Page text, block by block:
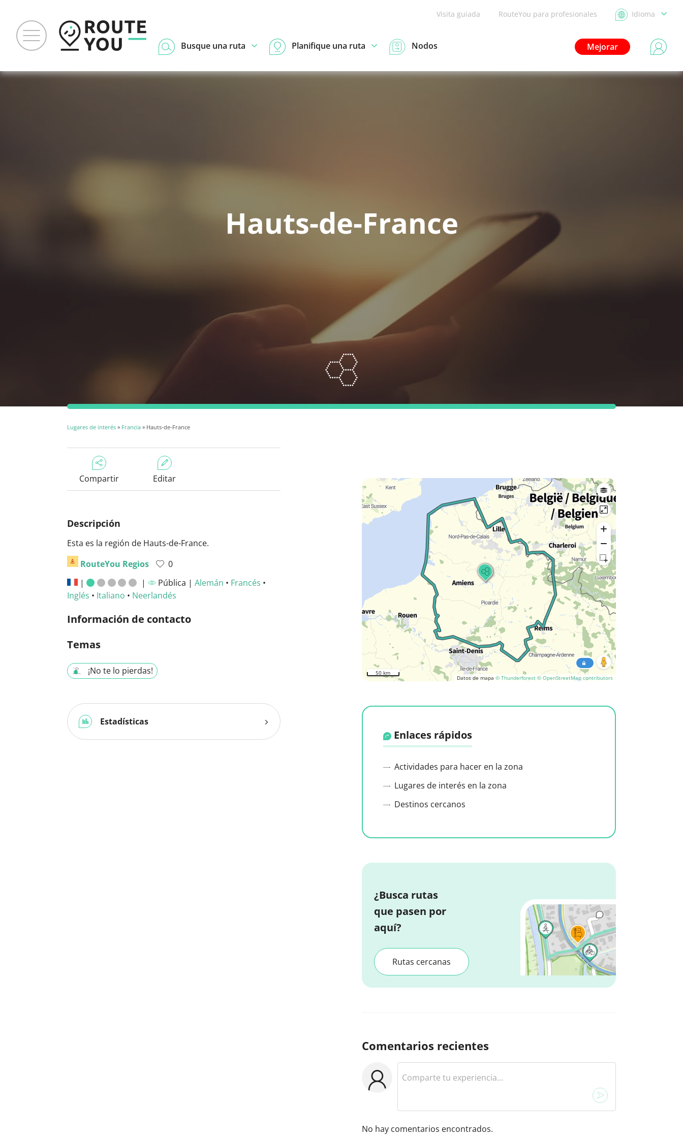
Visita guiada RouteYou para profesionales Idioma
Mejorar
Busque una ruta Planifique una ruta Nodos
Hauts-de-France
Lugares de interés » Francia » Hauts-de-France
Compartir Editar
Descripción
Esta es la región de Hauts-de-France.
RouteYou Regios
0
|
| Pública | Alemán • Francés •
Inglés • Italiano • Neerlandés
Información de contacto
Temas
¡No te lo pierdas!
Estadísticas
Datos de mapa © Thunderforest © OpenStreetMap contributors
50 km
Enlaces rápidos
Actividades para hacer en la zona
Lugares de interés en la zona
Destinos cercanos
¿Busca rutas
que pasen por
aquí?
Rutas cercanas
Comentarios recientes
No hay comentarios encontrados.